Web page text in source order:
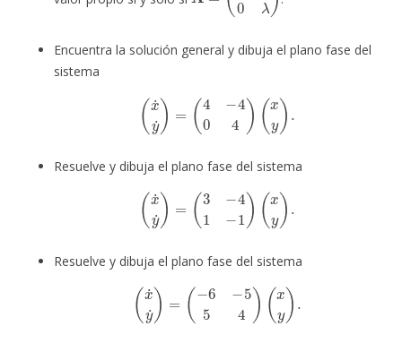
Encuentra la solución general y dibuja el plano fase del
sistema
(x =(4 4) y).
Resuelve y dibuja el plano fase del sistema
(x˙ (3− −1 xy).
Resuelve y dibuja el plano fase del sistema
(x =( 6 4)( y).